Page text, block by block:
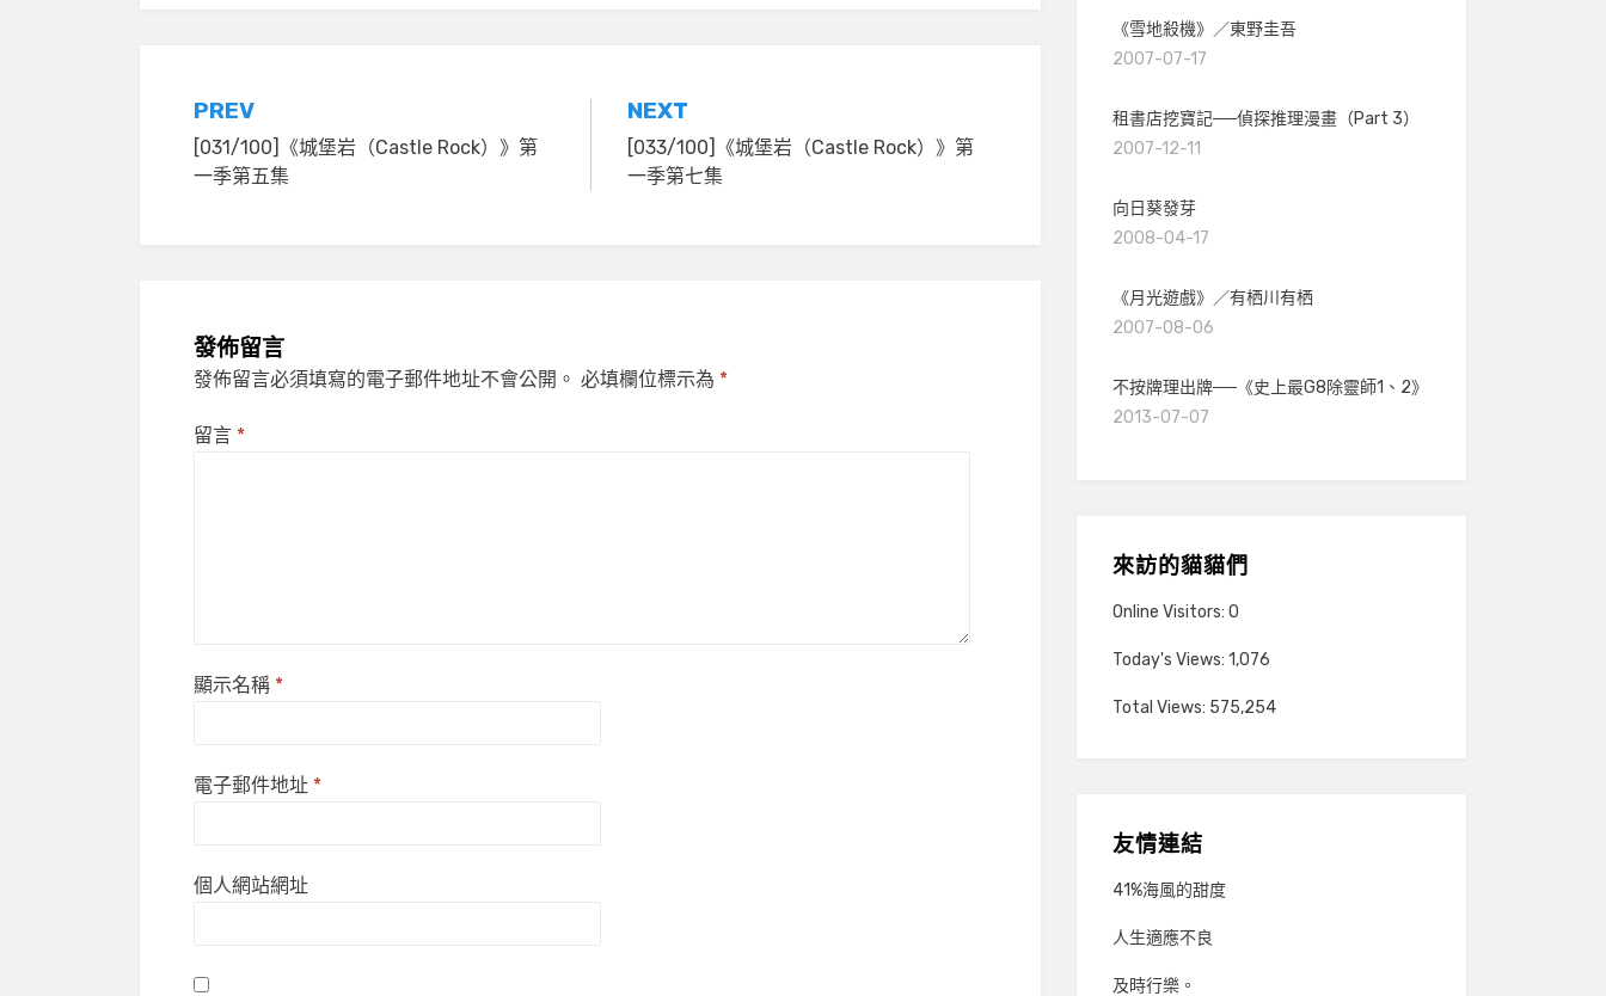
文
章
PREV
[031/100]《城堡岩（Castle Rock）》第
一季第五集
NEXT
[033/100]《城堡岩（Castle Rock）》第
一季第七集
發佈留言
發佈留言必須填寫的電子郵件地址不會公開。 必填欄位標示為 *
留言 *
顯示名稱 *
電子郵件地址 *
個人網站網址
《雪地殺機》／東野圭吾
2007-07-17
租書店挖寶記──偵探推理漫畫（Part 3）
2007-12-11
向日葵發芽
2008-04-17
《月光遊戲》／有栖川有栖
2007-08-06
不按牌理出牌──《史上最G8除靈師1、2》
2013-07-07
來訪的貓貓們
Online Visitors: 0
Today's Views: 1,076
Total Views: 575,254
友情連結
41%海風的甜度
人生適應不良
及時行樂。